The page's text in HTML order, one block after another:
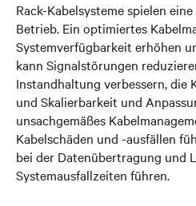
Rack-Kabelsysteme spielen
Betrieb. Ein optimiertes
Systemverfügbarkeit erhöhen
kann Signalstörungen
Instandhaltung verbessern, die
und Skalierbarkeit und
unsachgemäßes
Kabelschäden und -ausfällen
bei der Datenübertragung und
Systemausfallzeiten führen.